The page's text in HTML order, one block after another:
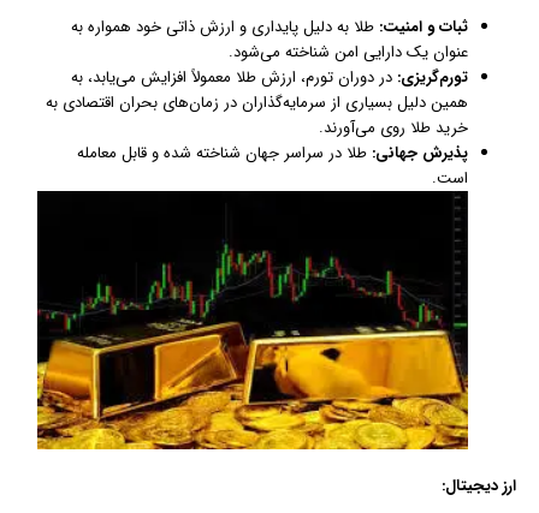
ثبات و امنیت: طلا به دلیل پایداری و ارزش ذاتی خود همواره به
عنوان یک دارایی امن شناخته می‌شود.
تورم‌گریزی: در دوران تورم، ارزش طلا معمولاً افزایش می‌یابد، به
همین دلیل بسیاری از سرمایه‌گذاران در زمان‌های بحران اقتصادی به
خرید طلا روی می‌آورند.
پذیرش جهانی: طلا در سراسر جهان شناخته شده و قابل معامله
است.
ارز دیجیتال: